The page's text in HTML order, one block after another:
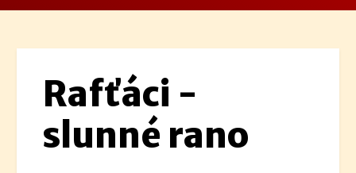
Rafťáci -
slunné rano